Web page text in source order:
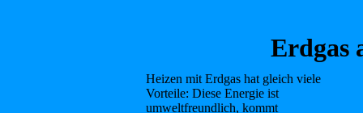
Erdgas
Heizen mit Erdgas hat gleich viele
Vorteile: Diese Energie ist
umweltfreundlich, kommt